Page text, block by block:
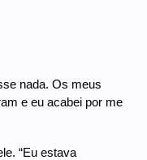
nada. Os meus
e eu acabei por me
“Eu estava